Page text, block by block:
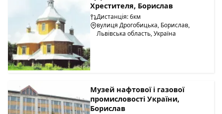
Хрестителя, Борислав
Дистанція: 6км
вулиця Дрогобицька, Борислав,
Львівська область, Україна
Музей нафтової і газової
промисловості України,
Борислав